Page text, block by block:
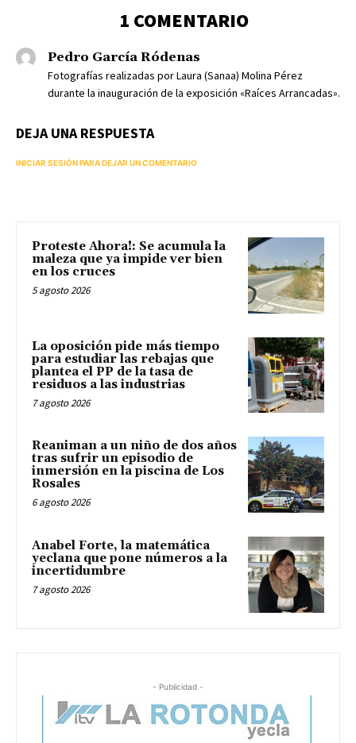
1 COMENTARIO
Pedro García Ródenas
Fotografías realizadas por Laura (Sanaa) Molina Pérez
durante la inauguración de la exposición «Raíces Arrancadas».
DEJA UNA RESPUESTA
INICIAR SESIÓN PARA DEJAR UN COMENTARIO
Proteste Ahora!: Se acumula la
maleza que ya impide ver bien
en los cruces
5 agosto 2026
La oposición pide más tiempo
para estudiar las rebajas que
plantea el PP de la tasa de
residuos a las industrias
7 agosto 2026
Reaniman a un niño de dos años
tras sufrir un episodio de
inmersión en la piscina de Los
Rosales
6 agosto 2026
Anabel Forte, la matemática
yeclana que pone números a la
incertidumbre
7 agosto 2026
- Publicidad -